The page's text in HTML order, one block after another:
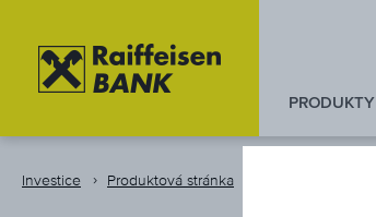
springen
Quicklinks
springen
PRODUKTY
Investice Produktová stránka